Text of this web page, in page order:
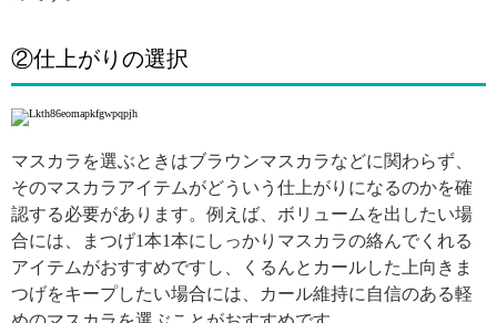
②仕上がりの選択
マスカラを選ぶときはブラウンマスカラなどに関わらず、
そのマスカラアイテムがどういう仕上がりになるのかを確
認する必要があります。例えば、ボリュームを出したい場
合には、まつげ1本1本にしっかりマスカラの絡んでくれる
アイテムがおすすめですし、くるんとカールした上向きま
つげをキープしたい場合には、カール維持に自信のある軽